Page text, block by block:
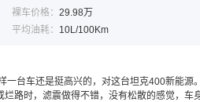
裸车价格： 29.98万
平均油耗： 10L/100Km
台车还是挺高兴的，对这台坦克400新能
路时，滤震做得不错，没有松散的感觉，